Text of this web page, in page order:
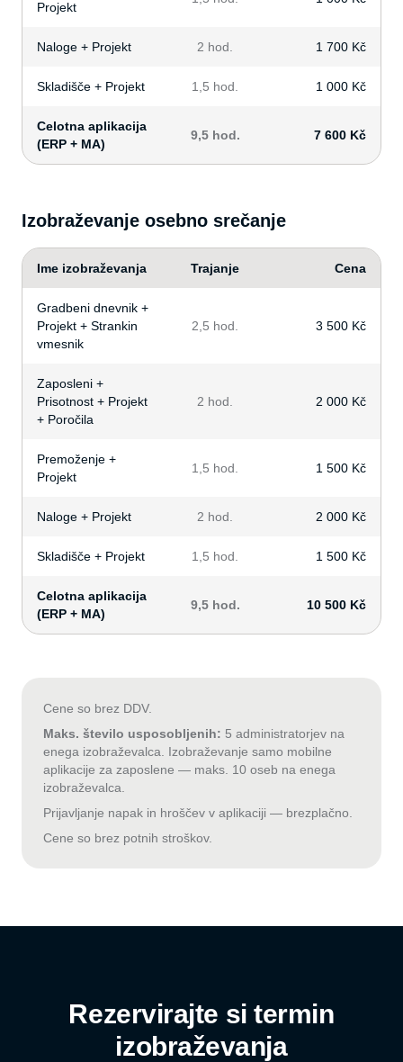
Projekt
Naloge + Projekt 2 hod. 1 700 Kč
Skladišče + Projekt 1,5 hod. 1 000 Kč
Celotna aplikacija
(ERP + MA)
9,5 hod. 7 600 Kč
Izobraževanje osebno srečanje
Ime izobraževanja Trajanje Cena
Gradbeni dnevnik +
Projekt + Strankin
vmesnik
2,5 hod. 3 500 Kč
Zaposleni +
Prisotnost + Projekt
+ Poročila
2 hod. 2 000 Kč
Premoženje +
Projekt
1,5 hod. 1 500 Kč
Naloge + Projekt 2 hod. 2 000 Kč
Skladišče + Projekt 1,5 hod. 1 500 Kč
Celotna aplikacija
(ERP + MA)
9,5 hod. 10 500 Kč
Cene so brez DDV.
Maks. število usposobljenih: 5 administratorjev na
enega izobraževalca. Izobraževanje samo mobilne
aplikacije za zaposlene — maks. 10 oseb na enega
izobraževalca.
Prijavljanje napak in hroščev v aplikaciji — brezplačno.
Cene so brez potnih stroškov.
Rezervirajte si termin
izobraževanja